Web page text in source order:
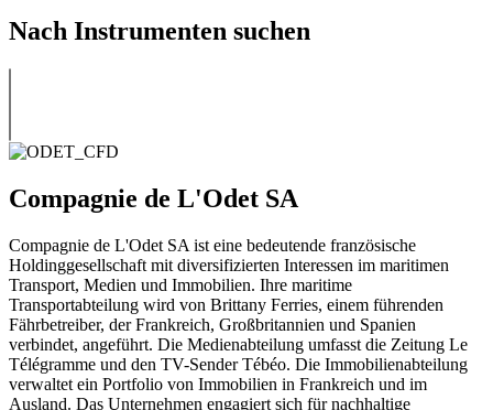
Nach Instrumenten suchen
Compagnie de L'Odet SA
Compagnie de L'Odet SA ist eine bedeutende französische
Holdinggesellschaft mit diversifizierten Interessen im maritimen
Transport, Medien und Immobilien. Ihre maritime
Transportabteilung wird von Brittany Ferries, einem führenden
Fährbetreiber, der Frankreich, Großbritannien und Spanien
verbindet, angeführt. Die Medienabteilung umfasst die Zeitung Le
Télégramme und den TV-Sender Tébéo. Die Immobilienabteilung
verwaltet ein Portfolio von Immobilien in Frankreich und im
Ausland. Das Unternehmen engagiert sich für nachhaltige